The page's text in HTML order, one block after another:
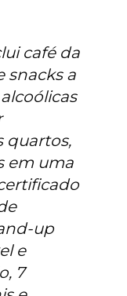
café da
snacks a
quartos,
em uma
up
e
7